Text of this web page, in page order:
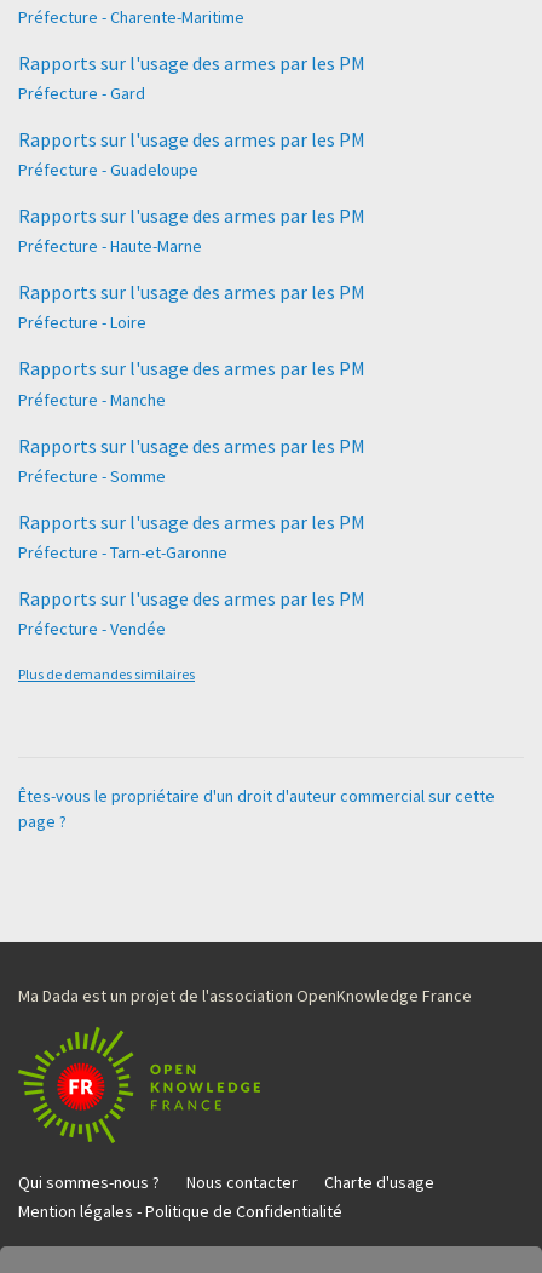
Préfecture - Charente-Maritime
Rapports sur l'usage des armes par les PM
Préfecture - Gard
Rapports sur l'usage des armes par les PM
Préfecture - Guadeloupe
Rapports sur l'usage des armes par les PM
Préfecture - Haute-Marne
Rapports sur l'usage des armes par les PM
Préfecture - Loire
Rapports sur l'usage des armes par les PM
Préfecture - Manche
Rapports sur l'usage des armes par les PM
Préfecture - Somme
Rapports sur l'usage des armes par les PM
Préfecture - Tarn-et-Garonne
Rapports sur l'usage des armes par les PM
Préfecture - Vendée
Plus de demandes similaires
Êtes-vous le propriétaire d'un droit d'auteur commercial sur cette
page ?
Ma Dada est un projet de l'association OpenKnowledge France
Qui sommes-nous ? Nous contacter
Charte d'usage
Mention légales - Politique de Confidentialité